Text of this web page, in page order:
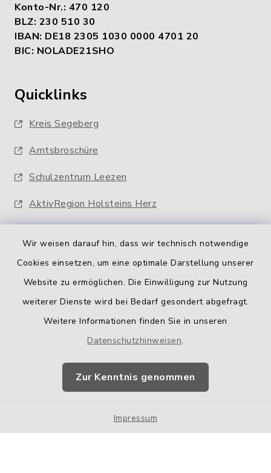
Wir weisen darauf hin, dass wir technisch notwendige
Cookies einsetzen, um eine optimale Darstellung unserer
Website zu ermöglichen. Die Einwilligung zur Nutzung
weiterer Dienste wird bei Bedarf gesondert abgefragt.
Weitere Informationen finden Sie in unseren
Datenschutzhinweisen.
Zur Kenntnis genommen
Impressum
Konto-Nr.: 470 120
BLZ: 230 510 30
IBAN: DE18 2305 1030 0000 4701 20
BIC: NOLADE21SHO
Quicklinks
Kreis Segeberg
Amtsbroschüre
Schulzentrum Leezen
AktivRegion Holsteins Herz
Barrierefreiheit
Impressum
Sitemap